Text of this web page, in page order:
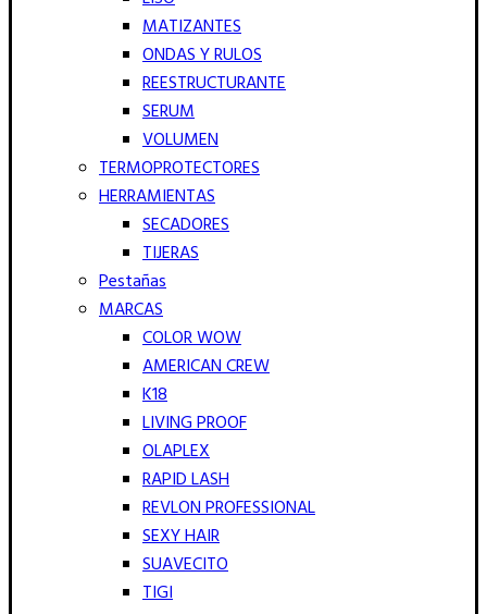
MATIZANTES
ONDAS Y RULOS
REESTRUCTURANTE
SERUM
VOLUMEN
TERMOPROTECTORES
HERRAMIENTAS
SECADORES
TIJERAS
Pestañas
MARCAS
COLOR WOW
AMERICAN CREW
K18
LIVING PROOF
OLAPLEX
RAPID LASH
REVLON PROFESSIONAL
SEXY HAIR
SUAVECITO
TIGI